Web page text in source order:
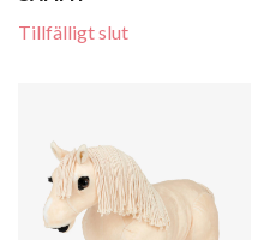
Tillfälligt slut